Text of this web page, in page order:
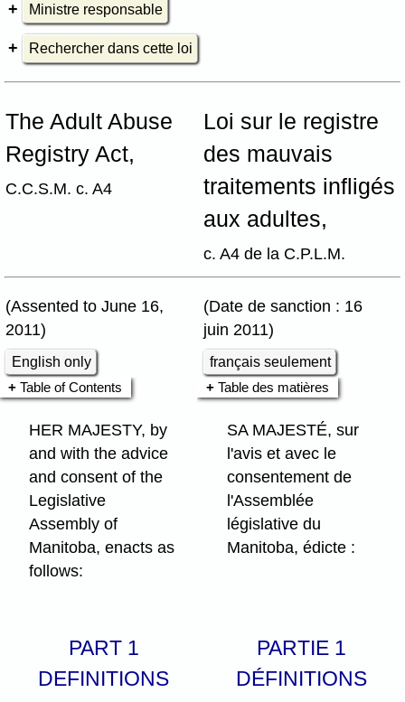
Ministre responsable
Rechercher dans cette loi
The Adult Abuse
Registry Act,
C.C.S.M. c. A4
Loi sur le registre
des mauvais
traitements infligés
aux adultes,
c. A4 de la C.P.L.M.
(Assented to June 16,
2011)
(Date de sanction : 16
juin 2011)
English only
français seulement
Table of Contents
Table des matières
HER MAJESTY, by
and with the advice
and consent of the
Legislative
Assembly of
Manitoba, enacts as
follows:
SA MAJESTÉ, sur
l'avis et avec le
consentement de
l'Assemblée
législative du
Manitoba, édicte :
PART 1
DEFINITIONS
PARTIE 1
DÉFINITIONS